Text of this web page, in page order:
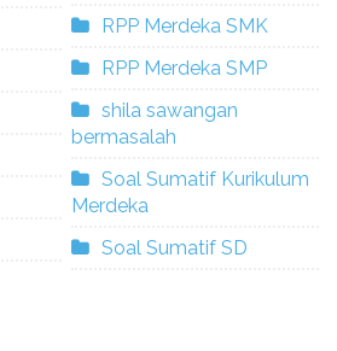
RPP Merdeka SMK
RPP Merdeka SMP
shila sawangan
bermasalah
Soal Sumatif Kurikulum
Merdeka
Soal Sumatif SD